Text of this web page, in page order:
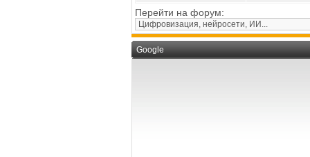
Перейти на форум:
Google